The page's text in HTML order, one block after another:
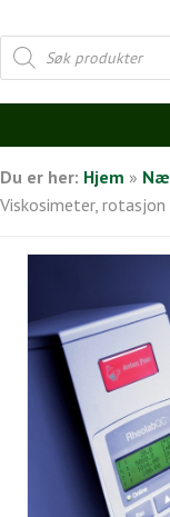
Products
search
Du er her: Hjem »
Viskosimeter, rotasjon